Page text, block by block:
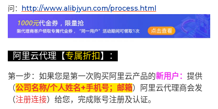
问： http://www.alibjyun.com/process.html
阿里云代理【专属折扣】：
第一步：如果您是第一次购买阿里云产品的新用户 ： 提供
（公司名称/个人姓名+手机号；邮箱）阿里云代理商会发
（注册连接）给您，完成账号注册及认证。